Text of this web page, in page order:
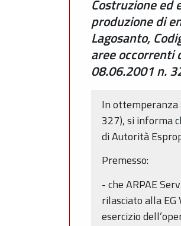
Costruzione ed
produzione di
Lagosanto,
aree occorrenti
08.06.2001 n.
In ottemperanza
327), si informa
di Autorità
Premesso:
- che ARPAE
rilasciato alla
esercizio